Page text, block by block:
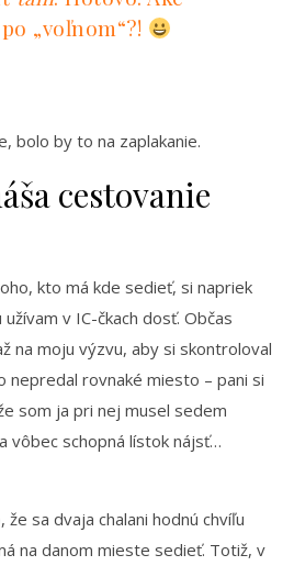
„voľnom“?!
bolo by to na zaplakanie.
cestovanie
kto má kde sedieť, si napriek
v IC-čkach dosť. Občas
na moju výzvu, aby si skontroloval
nepredal rovnaké miesto – pani si
som ja pri nej musel sedem
vôbec schopná lístok nájsť…
sa dvaja chalani hodnú chvíľu
na danom mieste sedieť. Totiž, v